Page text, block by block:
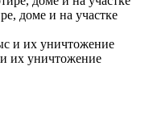
доме и на участке
их уничтожение